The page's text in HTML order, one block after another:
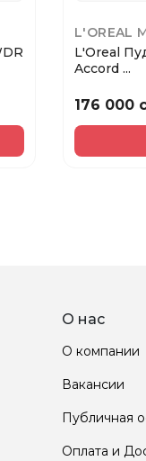
L'OREAL
L'Oreal
Accord ...
176 000
О нас
О компании
Вакансии
Публичная
Оплата и